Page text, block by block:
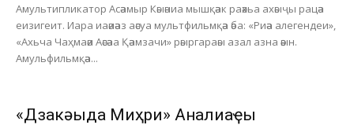
Амультипликатор Асәамыр Кәыәниа мышқәак раәхьа ахәыҷы рацәа
еизигеит. Иара иаәиәаз аәсуа мультфильмқәа әба: «Риәа алегендеи»,
«Ахьча Чаҳмаәи Аәсәаа Қәамзачи» рәыргараәы азал азна әәын.
Амульфильмқәа...
«Дзакәыда Миҳри» Анҭалиаҿы